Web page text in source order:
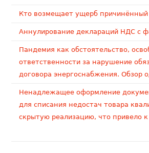
Кто возмещает ущерб причинённый
Аннулирование деклараций НДС с
Пандемия как обстоятельство,
ответственности за нарушение
договора энергоснабжения. Обзор
Ненадлежащее оформление
для списания недостач товара
скрытую реализацию, что привело